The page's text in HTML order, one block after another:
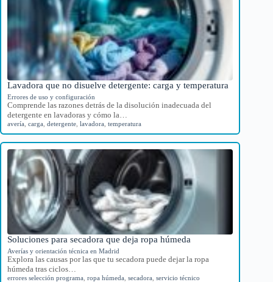
Lavadora que no disuelve detergente: carga y temperatura
Errores de uso y configuración
Comprende las razones detrás de la disolución inadecuada del
detergente en lavadoras y cómo la…
avería carga detergente lavadora temperatura
Soluciones para secadora que deja ropa húmeda
Averías y orientación técnica en Madrid
Explora las causas por las que tu secadora puede dejar la ropa
húmeda tras ciclos…
errores selección programa ropa húmeda secadora servicio técnico